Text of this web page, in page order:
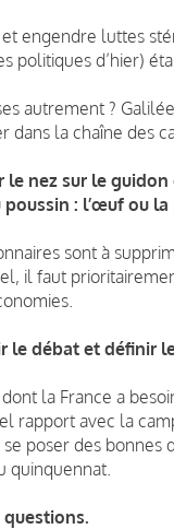
engendre luttes
politiques d’hier)
autrement ?
dans la chaîne des
le nez sur le
: l’œuf ou la
sont à
il faut
le débat et définir
la France a
rapport avec la
poser des bonnes
quinquennat.